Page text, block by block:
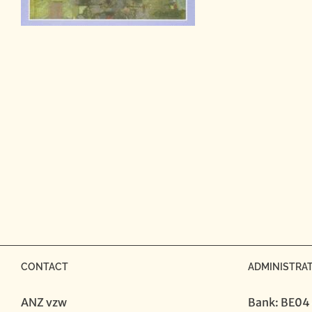
CONTACT
ANZ vzw Bank: